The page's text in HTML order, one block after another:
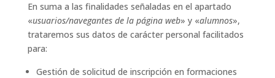
En suma a las finalidades señaladas en el apartado
«usuarios/navegantes de la página web» y «alumnos»,
trataremos sus datos de carácter personal facilitados
para:
Gestión de solicitud de inscripción en formaciones